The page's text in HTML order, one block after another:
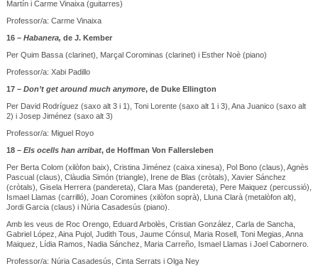
Martín i Carme Vinaixa (guitarres)
Professor/a: Carme Vinaixa
16 – Habanera, de J. Kember
Per Quim Bassa (clarinet), Marçal Corominas (clarinet) i Esther Noè (piano)
Professor/a: Xabi Padillo
17 – Don’t get around much anymore, de Duke Ellington
Per David Rodríguez (saxo alt 3 i 1), Toni Lorente (saxo alt 1 i 3), Ana Juanico (saxo alt
2) i Josep Jiménez (saxo alt 3)
Professor/a: Miguel Royo
18 – Els ocells han arribat, de Hoffman Von Fallersleben
Per Berta Colom (xilòfon baix), Cristina Jiménez (caixa xinesa), Pol Bono (claus), Agnès
Pascual (claus), Clàudia Simón (triangle), Irene de Blas (cròtals), Xavier Sánchez
(cròtals), Gisela Herrera (pandereta), Clara Mas (pandereta), Pere Maiquez (percussió),
Ismael Llamas (carrilló), Joan Coromines (xilòfon soprà), Lluna Clarà (metalòfon alt),
Jordi Garcia (claus) i Núria Casadesús (piano).
Amb les veus de Roc Orengo, Eduard Arbolès, Cristian González, Carla de Sancha,
Gabriel López, Aina Pujol, Judith Tous, Jaume Cónsul, Maria Rosell, Toni Megias, Anna
Maiquez, Lídia Ramos, Nadia Sánchez, Maria Carreño, Ismael Llamas i Joel Cabornero.
Professor/a: Núria Casadesús, Cinta Serrats i Olga Ney